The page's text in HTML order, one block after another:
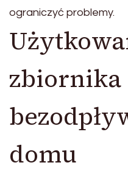
ograniczyć problemy.
zbiornika
domu